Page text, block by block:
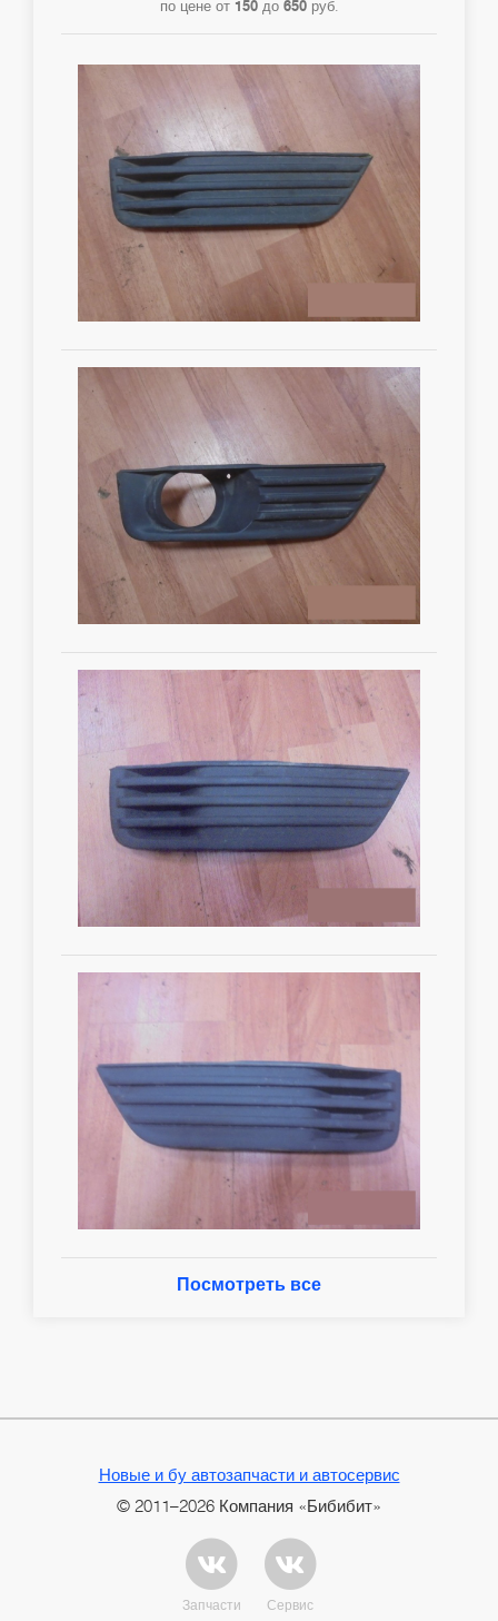
по цене от 150до 650руб.
Посмотреть все
Новые и бу автозапчасти и автосервис
© 2011–2026 Компания «Бибибит»
Запчасти Сервис